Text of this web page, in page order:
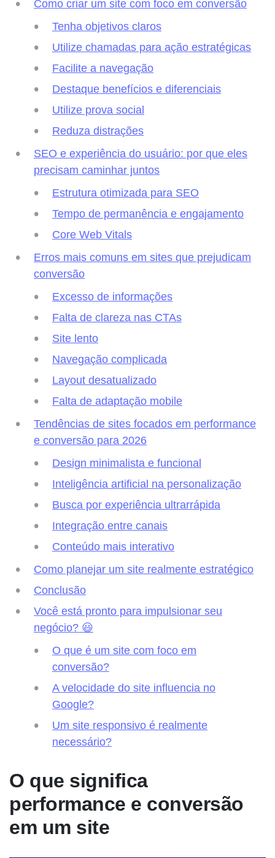
Como criar um site com foco em conversão
Tenha objetivos claros
Utilize chamadas para ação estratégicas
Facilite a navegação
Destaque benefícios e diferenciais
Utilize prova social
Reduza distrações
SEO e experiência do usuário: por que eles
precisam caminhar juntos
Estrutura otimizada para SEO
Tempo de permanência e engajamento
Core Web Vitals
Erros mais comuns em sites que prejudicam
conversão
Excesso de informações
Falta de clareza nas CTAs
Site lento
Navegação complicada
Layout desatualizado
Falta de adaptação mobile
Tendências de sites focados em performance
e conversão para 2026
Design minimalista e funcional
Inteligência artificial na personalização
Busca por experiência ultrarrápida
Integração entre canais
Conteúdo mais interativo
Como planejar um site realmente estratégico
Conclusão
Você está pronto para impulsionar seu
negócio? 😃
O que é um site com foco em
conversão?
A velocidade do site influencia no
Google?
Um site responsivo é realmente
necessário?
O que significa
performance e conversão
em um site